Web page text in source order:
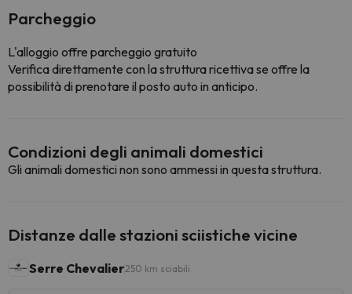
Parcheggio
L'alloggio offre parcheggio gratuito
Verifica direttamente con la struttura ricettiva se offre la
possibilità di prenotare il posto auto in anticipo.
Condizioni degli animali domestici
Gli animali domestici non sono ammessi in questa struttura.
Distanze dalle stazioni sciistiche vicine
Serre Chevalier250 km sciabili